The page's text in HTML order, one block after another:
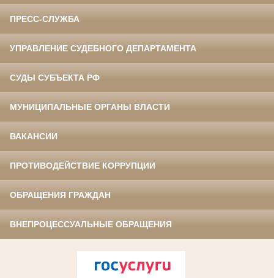
ПРЕСС-СЛУЖБА
УПРАВЛЕНИЕ СУДЕБНОГО ДЕПАРТАМЕНТА
СУДЫ СУБЪЕКТА РФ
МУНИЦИПАЛЬНЫЕ ОРГАНЫ ВЛАСТИ
ВАКАНСИИ
ПРОТИВОДЕЙСТВИЕ КОРРУПЦИИ
ОБРАЩЕНИЯ ГРАЖДАН
ВНЕПРОЦЕССУАЛЬНЫЕ ОБРАЩЕНИЯ